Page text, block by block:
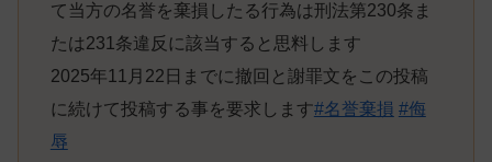
て当方の名誉を棄損したる行為は刑法第230条ま
たは231条違反に該当すると思料します
2025年11月22日までに撤回と謝罪文をこの投稿
に続けて投稿する事を要求します#名誉棄損 #侮
辱